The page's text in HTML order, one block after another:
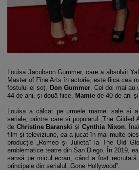
Louisa Jacobson Gummer, care a absolvit
Master of Fine Arts în actorie, este fiica cea
fostului ei soț,
Don Gummer. Cei doi mai au
44 de ani, și două fiice, Mamie de 40 de ani și
Louisa a călcat pe urmele mamei sale și
seriale, printre care și popularul „The Gilded
de Christine Baranski și Cynthia Nixon .
film și televiziune, ea a jucat în mai multe
producție „Romeo și Julieta” la The Old
emblematice teatre din San Diego. În 2019,
șansă pe micul ecran, când a fost recrutată
principale din serialul „Gone Hollywood”.